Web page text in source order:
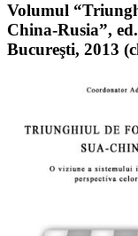
Volumul
China-Rusia”,
Bucureşti, 2013